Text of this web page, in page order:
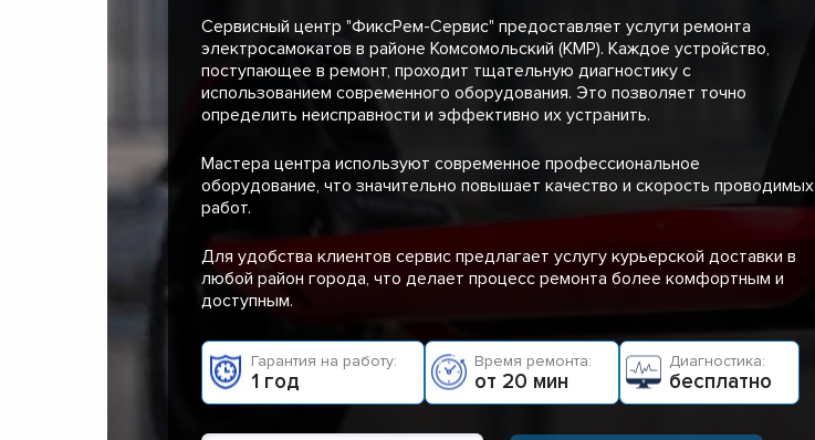
Сервисный центр "ФиксРем-Сервис" предоставляет услуги ремонта
электросамокатов в районе Комсомольский (КМР). Каждое устройство,
поступающее в ремонт, проходит тщательную диагностику с
использованием современного оборудования. Это позволяет точно
определить неисправности и эффективно их устранить.
Мастера центра используют современное профессиональное
оборудование, что значительно повышает качество и скорость проводимых
работ.
Для удобства клиентов сервис предлагает услугу курьерской доставки в
любой район города, что делает процесс ремонта более комфортным и
доступным.
Гарантия на работу:
1 год
Время ремонта:
от 20 мин
Диагностика:
бесплатно